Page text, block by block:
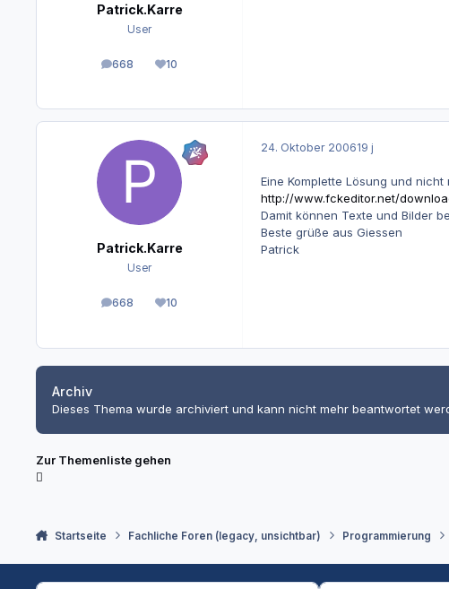
Patrick.Karre
User
668
Beiträge 10
Reputation
Patrick.Karre
User
668
Beiträge 10
Reputation
24. Oktober 200619 j
Eine Komplette Lösung und
http://www.fckeditor.net/
Damit können Texte und Bilder
Beste grüße aus Giessen
Patrick
Archiv
Dieses Thema wurde archiviert und kann nicht mehr beantwortet
Zur Themenliste gehen
Startseite Fachliche Foren (legacy, unsichtbar) Programmierung